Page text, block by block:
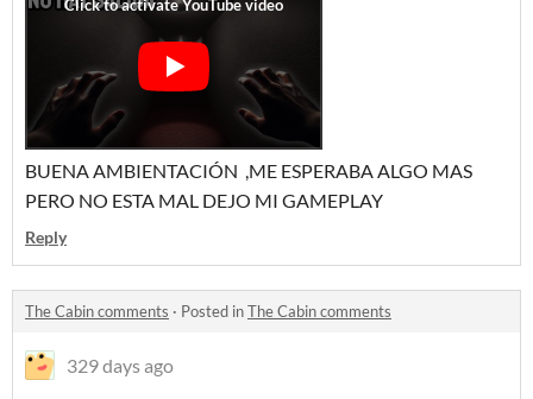
BUENA AMBIENTACIÓN ,ME ESPERABA ALGO MAS
PERO NO ESTA MAL DEJO MI GAMEPLAY
Reply
The Cabin comments · Posted inThe Cabin comments
329 days ago